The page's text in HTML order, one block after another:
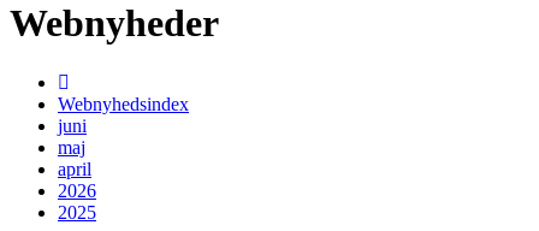
Webnyheder
Webnyhedsindex
juni
maj
april
2026
2025